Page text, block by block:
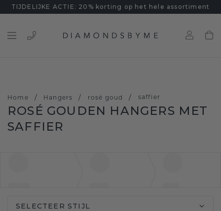
TIJDELIJKE ACTIE: 20% korting op het hele assortiment
Home / Hangers / rosé goud / saffier
ROSÉ GOUDEN HANGERS MET
SAFFIER
SELECTEER STIJL